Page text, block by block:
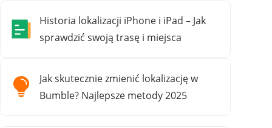
Historia lokalizacji iPhone i iPad – Jak
sprawdzić swoją trasę i miejsca
Jak skutecznie zmienić lokalizację w
Bumble? Najlepsze metody 2025